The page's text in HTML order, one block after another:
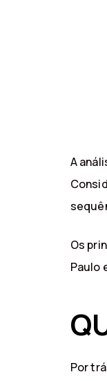
A
Os
Paulo
Por